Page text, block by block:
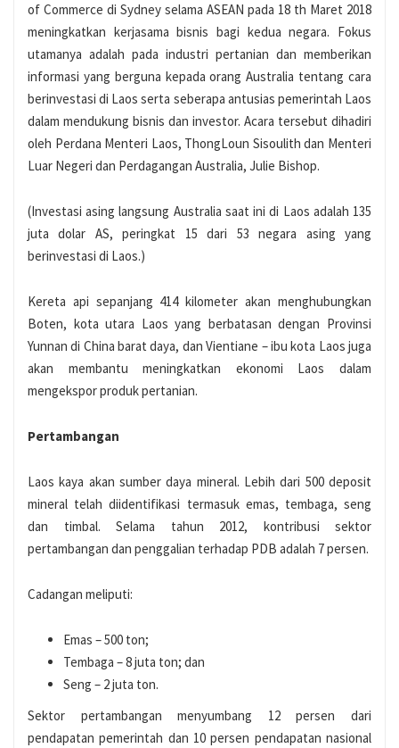
of Commerce di Sydney selama ASEAN pada 18 th Maret 2018
meningkatkan kerjasama bisnis bagi kedua negara. Fokus
utamanya adalah pada industri pertanian dan memberikan
informasi yang berguna kepada orang Australia tentang cara
berinvestasi di Laos serta seberapa antusias pemerintah Laos
dalam mendukung bisnis dan investor. Acara tersebut dihadiri
oleh Perdana Menteri Laos, ThongLoun Sisoulith dan Menteri
Luar Negeri dan Perdagangan Australia, Julie Bishop.
(Investasi asing langsung Australia saat ini di Laos adalah 135
juta dolar AS, peringkat 15 dari 53 negara asing yang
berinvestasi di Laos.)
Kereta api sepanjang 414 kilometer akan menghubungkan
Boten, kota utara Laos yang berbatasan dengan Provinsi
Yunnan di China barat daya, dan Vientiane – ibu kota Laos juga
akan membantu meningkatkan ekonomi Laos dalam
mengekspor produk pertanian.
Pertambangan
Laos kaya akan sumber daya mineral. Lebih dari 500 deposit
mineral telah diidentifikasi termasuk emas, tembaga, seng
dan timbal. Selama tahun 2012, kontribusi sektor
pertambangan dan penggalian terhadap PDB adalah 7 persen.
Cadangan meliputi:
Emas – 500 ton;
Tembaga – 8 juta ton; dan
Seng – 2 juta ton.
Sektor pertambangan menyumbang 12 persen dari
pendapatan pemerintah dan 10 persen pendapatan nasional